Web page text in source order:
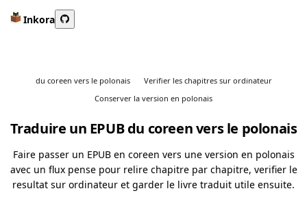
Inkora
du coreen vers le polonais
Verifier les chapitres sur ordinateur
Conserver la version en polonais
Traduire un EPUB du coreen vers le polonais
Faire passer un EPUB en coreen vers une version en polonais
avec un flux pense pour relire chapitre par chapitre, verifier le
resultat sur ordinateur et garder le livre traduit utile ensuite.